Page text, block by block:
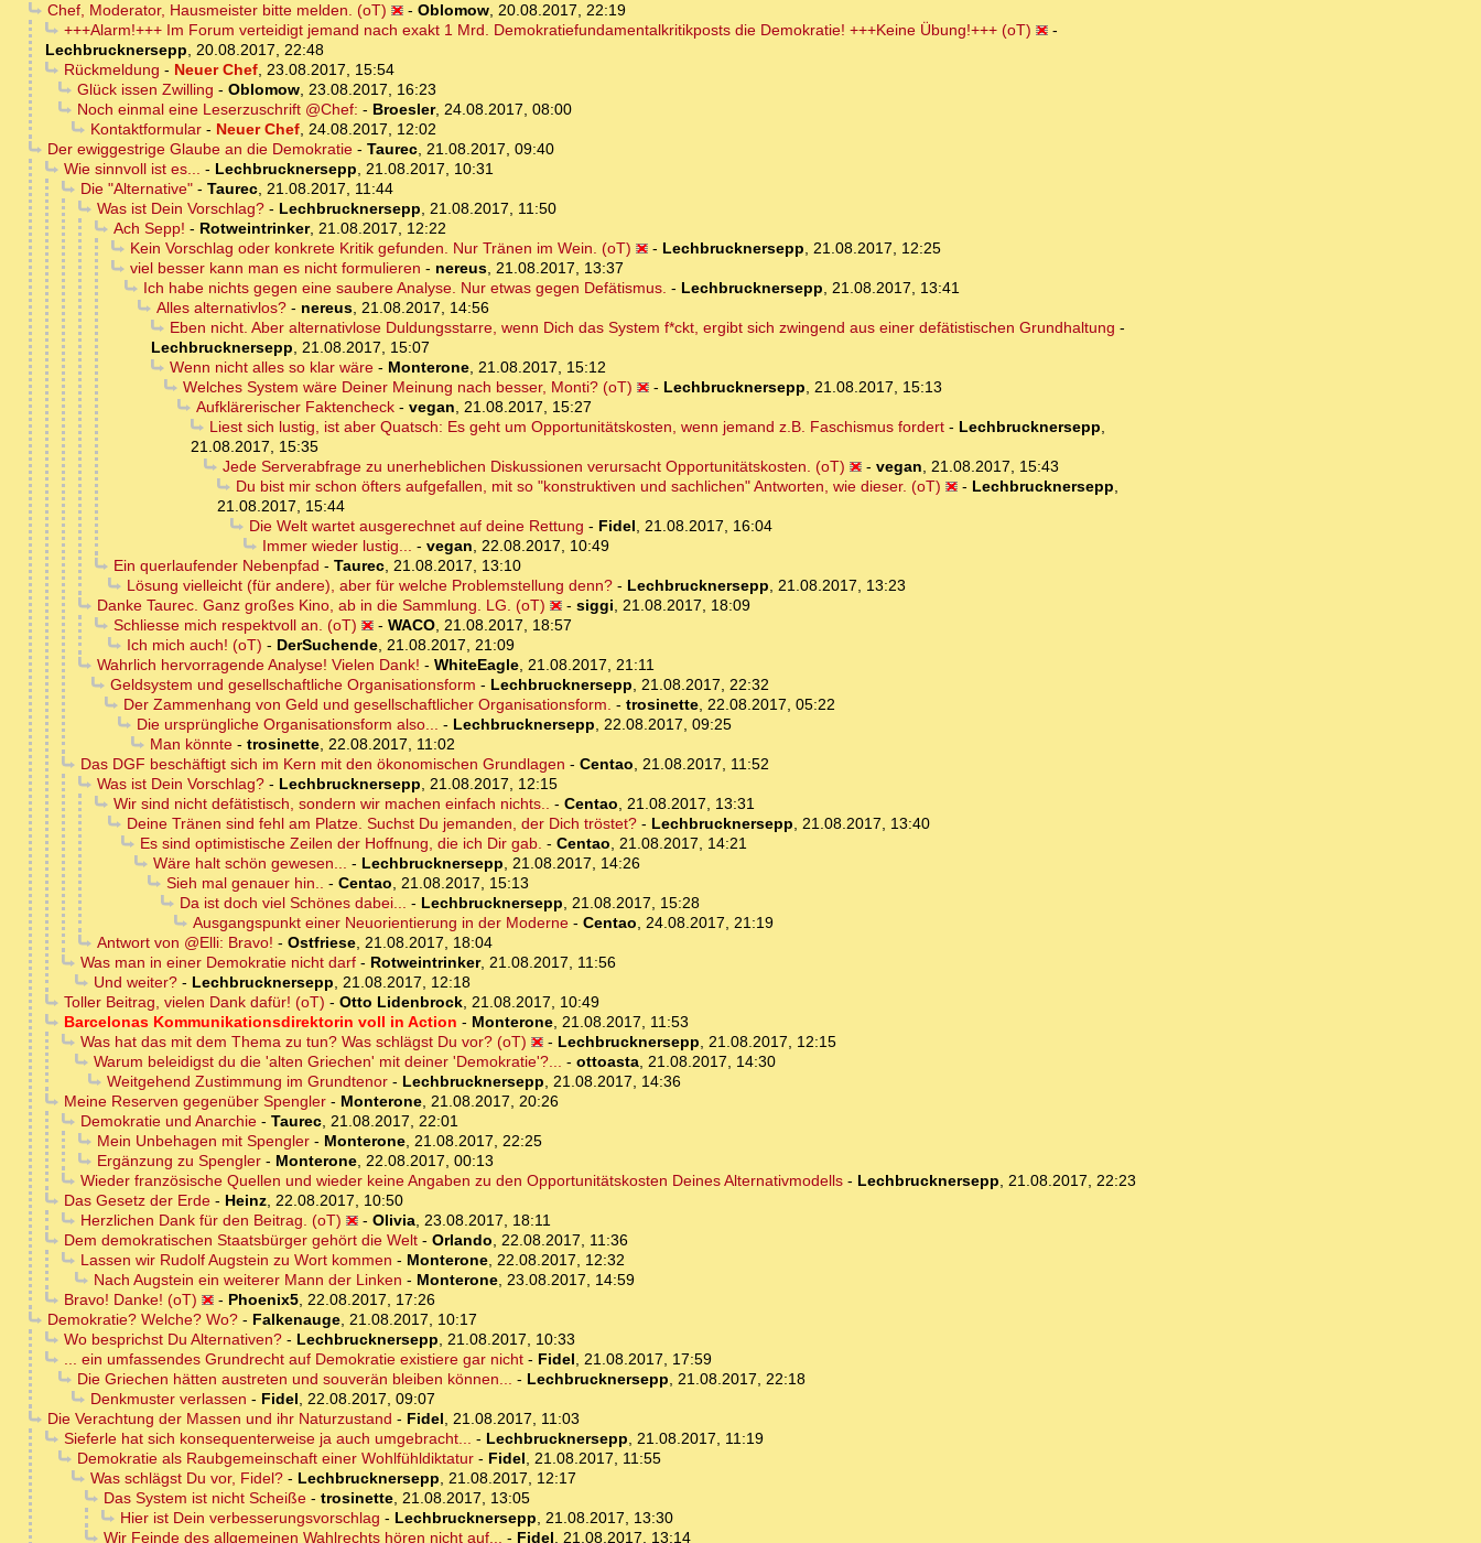
Chef, Moderator, Hausmeister bitte melden. (oT)
- Oblomow, 20.08.2017, 22:19
+++Alarm!+++ Im Forum verteidigt jemand nach exakt 1 Mrd. Demokratiefundamentalkritikposts die Demokratie! +++Keine Übung!+++ (oT)
-
Lechbrucknersepp, 20.08.2017, 22:48
Rückmeldung - Neuer Chef, 23.08.2017, 15:54
Glück issen Zwilling - Oblomow, 23.08.2017, 16:23
Noch einmal eine Leserzuschrift @Chef: - Broesler, 24.08.2017, 08:00
Kontaktformular- Neuer Chef, 24.08.2017, 12:02
Der ewiggestrige Glaube an die Demokratie- Taurec, 21.08.2017, 09:40
Wie sinnvoll ist es... - Lechbrucknersepp, 21.08.2017, 10:31
Die "Alternative"- Taurec, 21.08.2017, 11:44
Was ist Dein Vorschlag?- Lechbrucknersepp, 21.08.2017, 11:50
Ach Sepp! - Rotweintrinker, 21.08.2017, 12:22
Kein Vorschlag oder konkrete Kritik gefunden. Nur Tränen im Wein. (oT)
- Lechbrucknersepp, 21.08.2017, 12:25
viel besser kann man es nicht formulieren - nereus, 21.08.2017, 13:37
Ich habe nichts gegen eine saubere Analyse. Nur etwas gegen Defätismus. - Lechbrucknersepp, 21.08.2017, 13:41
Alles alternativlos?- nereus, 21.08.2017, 14:56
Eben nicht. Aber alternativlose Duldungsstarre, wenn Dich das System f*ckt, ergibt sich zwingend aus einer defätistischen Grundhaltung -
Lechbrucknersepp, 21.08.2017, 15:07
Wenn nicht alles so klar wäre- Monterone, 21.08.2017, 15:12
Welches System wäre Deiner Meinung nach besser, Monti? (oT)
- Lechbrucknersepp, 21.08.2017, 15:13
Aufklärerischer Faktencheck- vegan, 21.08.2017, 15:27
Liest sich lustig, ist aber Quatsch: Es geht um Opportunitätskosten, wenn jemand z.B. Faschismus fordert- Lechbrucknersepp,
21.08.2017, 15:35
Jede Serverabfrage zu unerheblichen Diskussionen verursacht Opportunitätskosten. (oT)
- vegan, 21.08.2017, 15:43
Du bist mir schon öfters aufgefallen, mit so "konstruktiven und sachlichen" Antworten, wie dieser. (oT)
- Lechbrucknersepp,
21.08.2017, 15:44
Die Welt wartet ausgerechnet auf deine Rettung - Fidel, 21.08.2017, 16:04
Immer wieder lustig... - vegan, 22.08.2017, 10:49
Ein querlaufender Nebenpfad - Taurec, 21.08.2017, 13:10
Lösung vielleicht (für andere), aber für welche Problemstellung denn?- Lechbrucknersepp, 21.08.2017, 13:23
Danke Taurec. Ganz großes Kino, ab in die Sammlung. LG. (oT)
- siggi, 21.08.2017, 18:09
Schliesse mich respektvoll an. (oT)
- WACO, 21.08.2017, 18:57
Ich mich auch! (oT) - DerSuchende, 21.08.2017, 21:09
Wahrlich hervorragende Analyse! Vielen Dank! - WhiteEagle, 21.08.2017, 21:11
Geldsystem und gesellschaftliche Organisationsform - Lechbrucknersepp, 21.08.2017, 22:32
Der Zammenhang von Geld und gesellschaftlicher Organisationsform. - trosinette, 22.08.2017, 05:22
Die ursprüngliche Organisationsform also... - Lechbrucknersepp, 22.08.2017, 09:25
Man könnte- trosinette, 22.08.2017, 11:02
Das DGF beschäftigt sich im Kern mit den ökonomischen Grundlagen - Centao, 21.08.2017, 11:52
Was ist Dein Vorschlag?- Lechbrucknersepp, 21.08.2017, 12:15
Wir sind nicht defätistisch, sondern wir machen einfach nichts.. - Centao, 21.08.2017, 13:31
Deine Tränen sind fehl am Platze. Suchst Du jemanden, der Dich tröstet?- Lechbrucknersepp, 21.08.2017, 13:40
Es sind optimistische Zeilen der Hoffnung, die ich Dir gab. - Centao, 21.08.2017, 14:21
Wäre halt schön gewesen... - Lechbrucknersepp, 21.08.2017, 14:26
Sieh mal genauer hin.. - Centao, 21.08.2017, 15:13
Da ist doch viel Schönes dabei... - Lechbrucknersepp, 21.08.2017, 15:28
Ausgangspunkt einer Neuorientierung in der Moderne- Centao, 24.08.2017, 21:19
Antwort von @Elli: Bravo! - Ostfriese, 21.08.2017, 18:04
Was man in einer Demokratie nicht darf- Rotweintrinker, 21.08.2017, 11:56
Und weiter?- Lechbrucknersepp, 21.08.2017, 12:18
Toller Beitrag, vielen Dank dafür! (oT) - Otto Lidenbrock, 21.08.2017, 10:49
Barcelonas Kommunikationsdirektorin voll in Action - Monterone, 21.08.2017, 11:53
Was hat das mit dem Thema zu tun? Was schlägst Du vor? (oT)
- Lechbrucknersepp, 21.08.2017, 12:15
Warum beleidigst du die 'alten Griechen' mit deiner 'Demokratie'?... - ottoasta, 21.08.2017, 14:30
Weitgehend Zustimmung im Grundtenor- Lechbrucknersepp, 21.08.2017, 14:36
Meine Reserven gegenüber Spengler- Monterone, 21.08.2017, 20:26
Demokratie und Anarchie- Taurec, 21.08.2017, 22:01
Mein Unbehagen mit Spengler- Monterone, 21.08.2017, 22:25
Ergänzung zu Spengler- Monterone, 22.08.2017, 00:13
Wieder französische Quellen und wieder keine Angaben zu den Opportunitätskosten Deines Alternativmodells- Lechbrucknersepp, 21.08.2017, 22:23
Das Gesetz der Erde- Heinz, 22.08.2017, 10:50
Herzlichen Dank für den Beitrag. (oT)
- Olivia, 23.08.2017, 18:11
Dem demokratischen Staatsbürger gehört die Welt- Orlando, 22.08.2017, 11:36
Lassen wir Rudolf Augstein zu Wort kommen - Monterone, 22.08.2017, 12:32
Nach Augstein ein weiterer Mann der Linken - Monterone, 23.08.2017, 14:59
Bravo! Danke! (oT)
- Phoenix5, 22.08.2017, 17:26
Demokratie? Welche? Wo?- Falkenauge, 21.08.2017, 10:17
Wo besprichst Du Alternativen?- Lechbrucknersepp, 21.08.2017, 10:33
... ein umfassendes Grundrecht auf Demokratie existiere gar nicht- Fidel, 21.08.2017, 17:59
Die Griechen hätten austreten und souverän bleiben können... - Lechbrucknersepp, 21.08.2017, 22:18
Denkmuster verlassen - Fidel, 22.08.2017, 09:07
Die Verachtung der Massen und ihr Naturzustand - Fidel, 21.08.2017, 11:03
Sieferle hat sich konsequenterweise ja auch umgebracht... - Lechbrucknersepp, 21.08.2017, 11:19
Demokratie als Raubgemeinschaft einer Wohlfühldiktatur- Fidel, 21.08.2017, 11:55
Was schlägst Du vor, Fidel?- Lechbrucknersepp, 21.08.2017, 12:17
Das System ist nicht Scheiße- trosinette, 21.08.2017, 13:05
Hier ist Dein verbesserungsvorschlag - Lechbrucknersepp, 21.08.2017, 13:30
Wir Feinde des allgemeinen Wahlrechts hören nicht auf... - Fidel, 21.08.2017, 13:14